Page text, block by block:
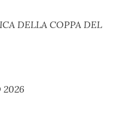
DELLA COPPA DEL
2026